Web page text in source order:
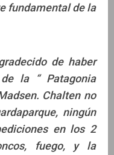
fundamental de la
de haber
la “ Patagonia
Chalten no
ningún
en los 2
fuego, y la